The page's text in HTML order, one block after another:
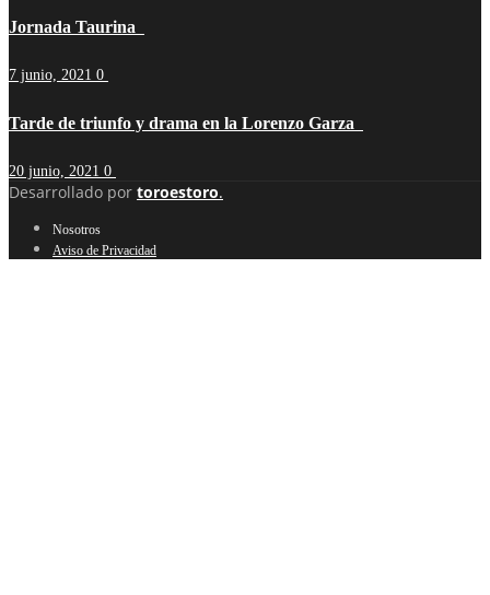
Jornada Taurina
7 junio, 2021 0
Tarde de triunfo y drama en la Lorenzo Garza
20 junio, 2021 0
Desarrollado por toroestoro.
Nosotros
Aviso de Privacidad